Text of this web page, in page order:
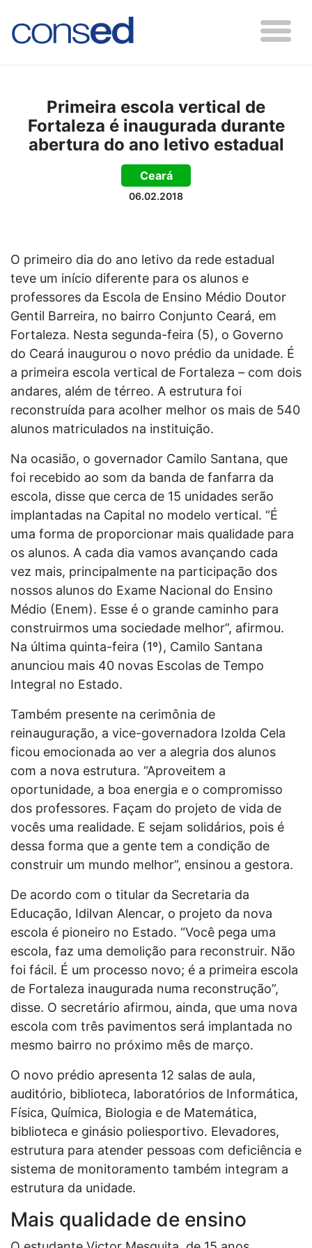
Primeira escola vertical de
Fortaleza é inaugurada durante
abertura do ano letivo estadual
Ceará
06.02.2018
O primeiro dia do ano letivo da rede estadual
teve um início diferente para os alunos e
professores da Escola de Ensino Médio Doutor
Gentil Barreira, no bairro Conjunto Ceará, em
Fortaleza. Nesta segunda-feira (5), o Governo
do Ceará inaugurou o novo prédio da unidade. É
a primeira escola vertical de Fortaleza – com dois
andares, além de térreo. A estrutura foi
reconstruída para acolher melhor os mais de 540
alunos matriculados na instituição.
Na ocasião, o governador Camilo Santana, que
foi recebido ao som da banda de fanfarra da
escola, disse que cerca de 15 unidades serão
implantadas na Capital no modelo vertical. “É
uma forma de proporcionar mais qualidade para
os alunos. A cada dia vamos avançando cada
vez mais, principalmente na participação dos
nossos alunos do Exame Nacional do Ensino
Médio (Enem). Esse é o grande caminho para
construirmos uma sociedade melhor”, afirmou.
Na última quinta-feira (1º), Camilo Santana
anunciou mais 40 novas Escolas de Tempo
Integral no Estado.
Também presente na cerimônia de
reinauguração, a vice-governadora Izolda Cela
ficou emocionada ao ver a alegria dos alunos
com a nova estrutura. “Aproveitem a
oportunidade, a boa energia e o compromisso
dos professores. Façam do projeto de vida de
vocês uma realidade. E sejam solidários, pois é
dessa forma que a gente tem a condição de
construir um mundo melhor”, ensinou a gestora.
De acordo com o titular da Secretaria da
Educação, Idilvan Alencar, o projeto da nova
escola é pioneiro no Estado. “Você pega uma
escola, faz uma demolição para reconstruir. Não
foi fácil. É um processo novo; é a primeira escola
de Fortaleza inaugurada numa reconstrução”,
disse. O secretário afirmou, ainda, que uma nova
escola com três pavimentos será implantada no
mesmo bairro no próximo mês de março.
O novo prédio apresenta 12 salas de aula,
auditório, biblioteca, laboratórios de Informática,
Física, Química, Biologia e de Matemática,
biblioteca e ginásio poliesportivo. Elevadores,
estrutura para atender pessoas com deficiência e
sistema de monitoramento também integram a
estrutura da unidade.
Mais qualidade de ensino